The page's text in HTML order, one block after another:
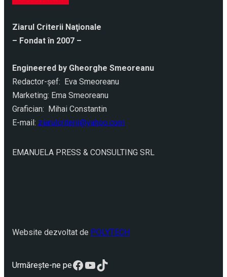
Ziarul Criterii Naţionale
– Fondat în 2007 –
Engineered by Gheorghe Smeoreanu
Redactor-şef: Eva Smeoreanu
Marketing: Ema Smeoreanu
Grafician: Mihai Constantin
E-mail: ziarulcriterii@yahoo.com
EMANUELA PRESS & CONSULTING SRL
Website dezvoltat de POLYTECH
Urmărește-ne peFacebook
YouTube
TikTok